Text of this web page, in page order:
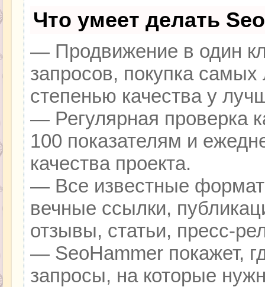
Что умеет делать
— Продвижение в один
запросов, покупка
степенью качества у
— Регулярная проверка
100 показателям и
качества проекта.
— Все известные
вечные ссылки,
отзывы, статьи, пресс-
— SeoHammer покажет,
запросы, на которые